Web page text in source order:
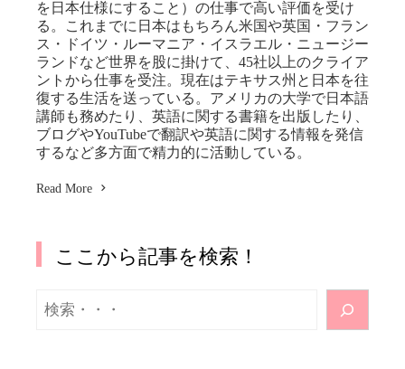
を日本仕様にすること）の仕事で高い評価を受け
る。これまでに日本はもちろん米国や英国・フラン
ス・ドイツ・ルーマニア・イスラエル・ニュージー
ランドなど世界を股に掛けて、45社以上のクライア
ントから仕事を受注。現在はテキサス州と日本を往
復する生活を送っている。アメリカの大学で日本語
講師も務めたり、英語に関する書籍を出版したり、
ブログやYouTubeで翻訳や英語に関する情報を発信
するなど多方面で精力的に活動している。
Read More
ここから記事を検索！
索